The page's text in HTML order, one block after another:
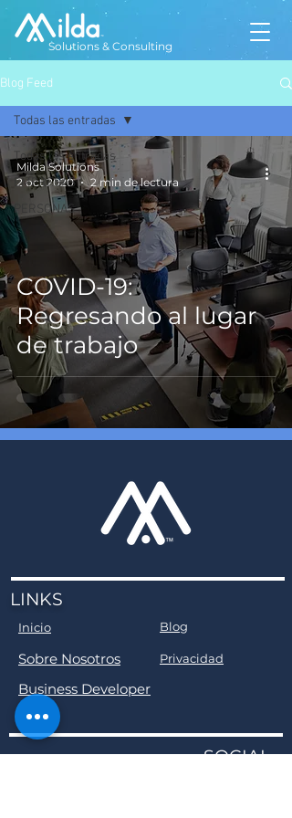
Solutions & Consulting
Blog Feed
Todas las entradas
EMPRESAS
PERSONAS
Todas las entradas
COVID-19:
Regresando al lugar
de trabajo
Milda Solutions
2 oct 2020
2 min de lectura
LINKS
Inicio Blog
Sobre Nosotros Privacidad
Business Developer
SOCIAL